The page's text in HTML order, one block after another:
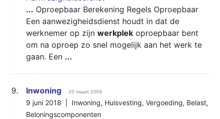
... Oproepbaar Berekening Regels Oproepbaar
Een aanwezigheidsdienst houdt in dat de
werknemer op zijn werkplek oproepbaar bent
om na oproep zo snel mogelijk aan het werk te
gaan. Een ...
9. Inwoning 20 maart 2009
9 juni 2018 | Inwoning, Huisvesting, Vergoeding, Belast,
Beloningscomponenten